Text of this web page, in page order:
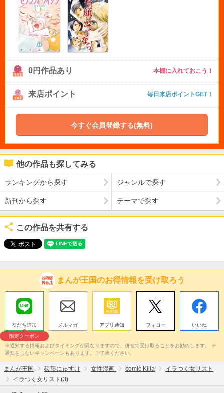
0円作品あり 本棚に入れておこう！
来店ポイント 毎日来店ポイントGET！
今すぐ会員登録する(無料)
他の作品も探してみる
ランキングから探す ジャンルで探す
新刊から探す テーマで探す
この作品を共有する
まんが王国のお得情報を受け取ろう
友だち追加
限定クーポン
メルマガ アプリ通知 フォロー いいね
※通知する情報およびタイミングが異なりますので、併せて受け取ることをお勧めします。 ※
通知をしないキャンペーンもあります。ご了承ください。
まんが王国 磋藤にゅすけ 女性漫画 comic Killa
イラつく女リスト
イラつく女リスト(3)